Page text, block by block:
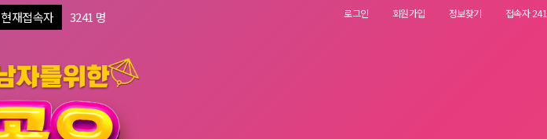
현재접속자 3241 명 로그인 회원가입 정보찾기 접속자 241